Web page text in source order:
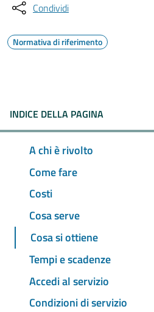
Condividi
Normativa di riferimento
INDICE DELLA PAGINA
A chi è rivolto
Come fare
Costi
Cosa serve
Cosa si ottiene
Tempi e scadenze
Accedi al servizio
Condizioni di servizio